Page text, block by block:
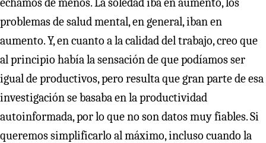
problemas de salud mental, en general, iban en
aumento. Y, en cuanto a la calidad del trabajo, creo que
al principio había la sensación de que podíamos ser
igual de productivos, pero resulta que gran parte de esa
investigación se basaba en la productividad
autoinformada, por lo que no son datos muy fiables. Si
queremos simplificarlo al máximo, incluso cuando la